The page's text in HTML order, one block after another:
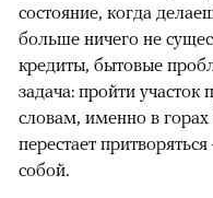
состояние, когда
больше ничего не
кредиты, бытовые
задача: пройти
словам, именно в горах
перестает
собой.